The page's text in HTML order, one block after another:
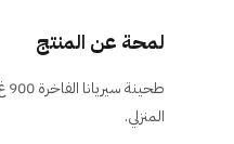
لمحة عن المنتج
المنزلي.